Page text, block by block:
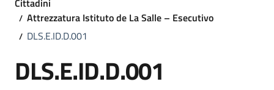
Cittadini
Attrezzatura Istituto de La Salle – Esecutivo
DLS.E.ID.D.001
DLS.E.ID.D.001